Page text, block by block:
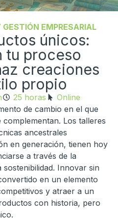
EMPRESARIAL
únicos:
tu proceso
creaciones
propio
25 horas
Online
de cambio en el que
Los talleres
ancestrales
en generación, tienen hoy
a través de la
Innovar sin
en un elemento
y atraer a un
con historia, pero